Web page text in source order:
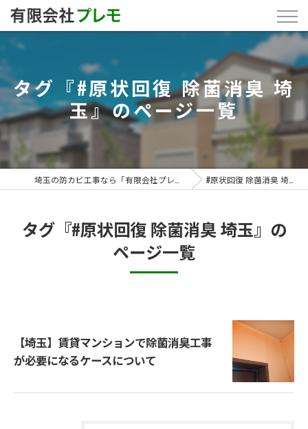
タグ『#原状回復 除菌消臭 埼
玉』のページ一覧
#原状回復 除菌消臭 埼玉
タグ『#原状回復 除菌消臭 埼玉』の
ページ一覧
【埼玉】賃貸マンションで除菌消臭工事
が必要になるケースについて